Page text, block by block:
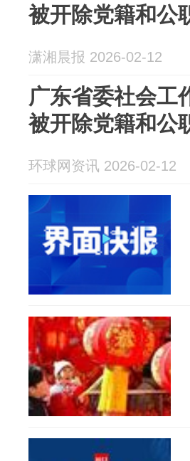
被开除党籍和公
潇湘晨报 2026-02-12
广东省委社会工
被开除党籍和公
环球网资讯 2026-02-12